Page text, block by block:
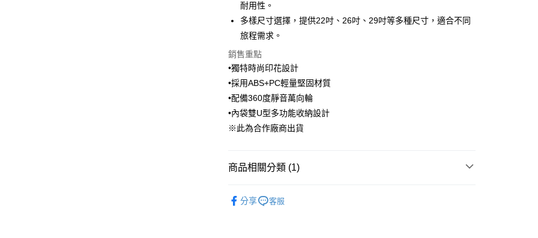
1.分期款項不併入電信帳單，「大哥付你分期」於每月結算日後寄送繳費提
醒簡訊。
帳／街口支付／iPASS MONEY」等通路繳費。
【注意事項】
1.本服務係由「台灣大哥大股份有限公司」（以下簡稱本公司）所提供，讓
用戶於交易時，得透過本服務購買商品或服務，並由商店將買賣／分期付
款買賣價金債權讓與本公司後，依約使用本公司帳單繳交帳款。
2.基於同意付款使用「大哥付你分期」之契約關係目的，商店將以您的個人
資料（包含姓名、電話或地址）提供予台灣大哥大進項蒐集、處理及利
用，由本公司與您本人進行分期帳單所需資料之確認、核對及更正。
耐用性。
多樣尺寸選擇，提供22吋、26吋、29吋等多種尺寸，適合不同
旅程需求。
銷售重點
•獨特時尚印花設計
•採用ABS+PC輕量堅固材質
•配備360度靜音萬向輪
•內袋雙U型多功能收納設計
※此為合作廠商出貨
商品相關分類 (1)
分享
客服